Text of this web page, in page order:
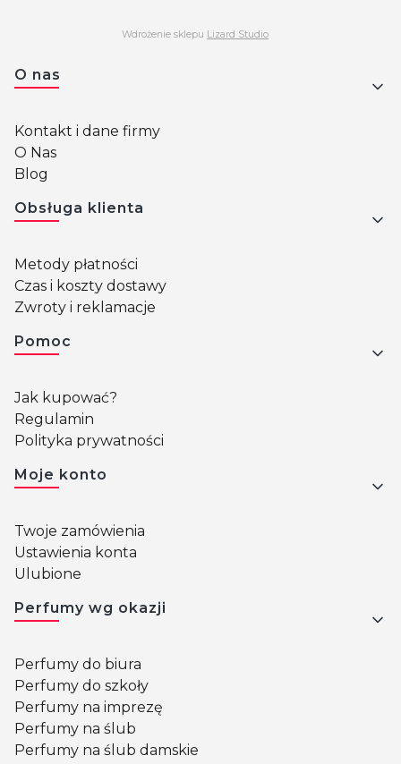
Wdrożenie sklepu Lizard Studio
Linki w stopce
O nas
Kontakt i dane firmy
O Nas
Blog
Obsługa klienta
Metody płatności
Czas i koszty dostawy
Zwroty i reklamacje
Pomoc
Jak kupować?
Regulamin
Polityka prywatności
Moje konto
Twoje zamówienia
Ustawienia konta
Ulubione
Perfumy wg okazji
Perfumy do biura
Perfumy do szkoły
Perfumy na imprezę
Perfumy na ślub
Perfumy na ślub damskie